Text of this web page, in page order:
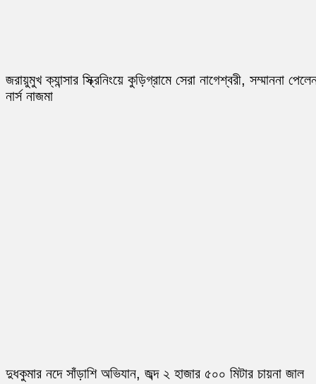
জরায়ুমুখ ক্যান্সার স্ক্রিনিংয়ে কুড়িগ্রামে সেরা নাগেশ্বরী, সম্মাননা
নার্স নাজমা
দুধকুমার নদে সাঁড়াশি অভিযান, জব্দ ২ হাজার ৫০০ মিটার চায়না জাল